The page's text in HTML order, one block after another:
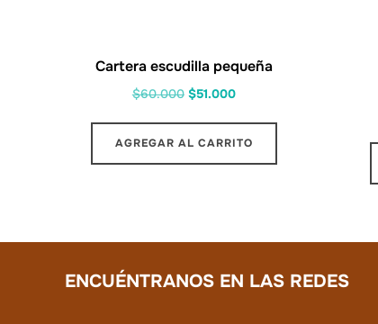
Cartera escudilla pequeña
$60.000 El
original
$51.000El
actual
AGREGAR AL CARRITO
ENCUÉNTRANOS EN LAS REDES